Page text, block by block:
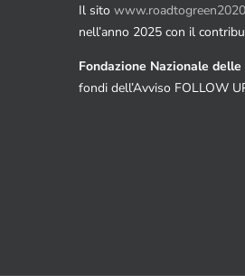
Il sito
nell’anno 2025 con il
Fondazione Nazionale
fondi dell’Avviso FOLLOW